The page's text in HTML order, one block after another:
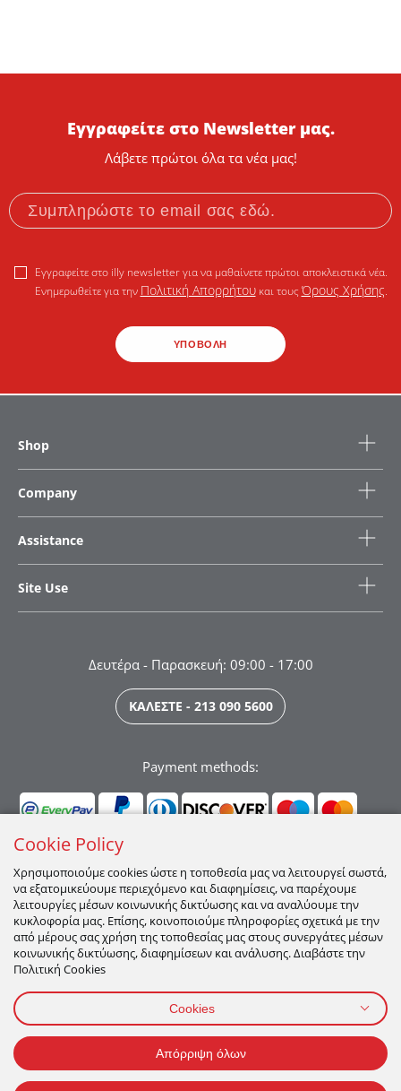
Εγγραφείτε στο Newsletter μας.
Λάβετε πρώτοι όλα τα νέα μας!
ΥΠΟΒΟΛΗ
Εγγραφείτε στο illy newsletter για να μαθαίνετε πρώτοι αποκλειστικά νέα.
Ενημερωθείτε για την Πολιτική Απορρήτουκαι τουςΌρους Χρήσης.
Shop
Company
Assistance
Site Use
Δευτέρα - Παρασκευή: 09:00 - 17:00
ΚΑΛΕΣΤΕ - 213 090 5600
Payment methods:
Ακολουθήστε μας:
ΟΡΟΙ ΧΡΗΣΗΣ
2026 All Rights Reserved
Cookie Policy
Χρησιμοποιούμε cookies ώστε η τοποθεσία μας να λειτουργεί σωστά,
να εξατομικεύουμε περιεχόμενο και διαφημίσεις, να παρέχουμε
λειτουργίες μέσων κοινωνικής δικτύωσης και να αναλύουμε την
κυκλοφορία μας. Επίσης, κοινοποιούμε πληροφορίες σχετικά με την
από μέρους σας χρήση της τοποθεσίας μας στους συνεργάτες μέσων
κοινωνικής δικτύωσης, διαφημίσεων και ανάλυσης. Διαβάστε την
Πολιτική Cookies
Cookies
Απόρριψη όλων